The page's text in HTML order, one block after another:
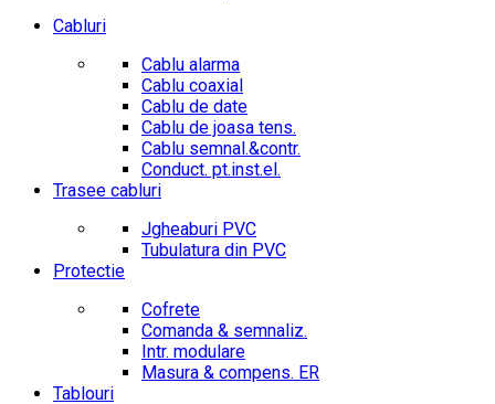
Cabluri
Cablu alarma
Cablu coaxial
Cablu de date
Cablu de joasa tens.
Cablu semnal.&contr.
Conduct. pt.inst.el.
Trasee cabluri
Jgheaburi PVC
Tubulatura din PVC
Protectie
Cofrete
Comanda & semnaliz.
Intr. modulare
Masura & compens. ER
Tablouri